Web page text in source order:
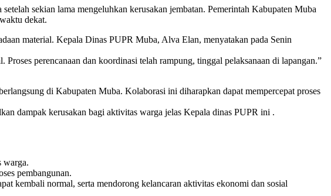
sekian lama mengeluhkan kerusakan jembatan. Pemerintah Kabupaten Muba
dekat.
material. Kepala Dinas PUPR Muba, Alva Elan, menyatakan pada Senin
perencanaan dan koordinasi telah rampung, tinggal pelaksanaan di lapangan.”
di Kabupaten Muba. Kolaborasi ini diharapkan dapat mempercepat proses
dampak kerusakan bagi aktivitas warga jelas Kepala dinas PUPR ini .
warga.
pembangunan.
kembali normal, serta mendorong kelancaran aktivitas ekonomi dan sosial